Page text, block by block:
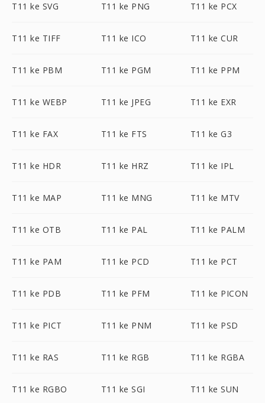
T11 ke SVG T11 ke PNG T11 ke PCX
T11 ke TIFF T11 ke ICO T11 ke CUR
T11 ke PBM T11 ke PGM T11 ke PPM
T11 ke WEBP T11 ke JPEG T11 ke EXR
T11 ke FAX T11 ke FTS T11 ke G3
T11 ke HDR T11 ke HRZ T11 ke IPL
T11 ke MAP T11 ke MNG T11 ke MTV
T11 ke OTB T11 ke PAL T11 ke PALM
T11 ke PAM T11 ke PCD T11 ke PCT
T11 ke PDB T11 ke PFM T11 ke PICON
T11 ke PICT T11 ke PNM T11 ke PSD
T11 ke RAS T11 ke RGB T11 ke RGBA
T11 ke RGBO T11 ke SGI T11 ke SUN